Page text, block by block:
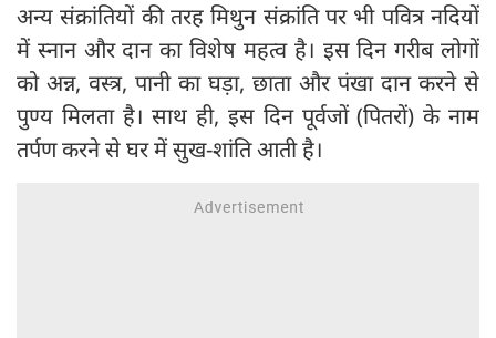
अन्य संक्रांतियों की तरह मिथुन संक्रांति पर भी पवित्र नदियों
में स्नान और दान का विशेष महत्व है। इस दिन गरीब लोगों
को अन्न, वस्त्र, पानी का घड़ा, छाता और पंखा दान करने से
पुण्य मिलता है। साथ ही, इस दिन पूर्वजों (पितरों) के नाम
तर्पण करने से घर में सुख-शांति आती है।